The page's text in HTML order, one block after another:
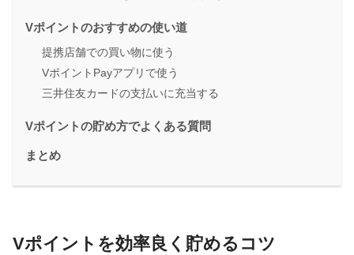
Vポイントのおすすめの使い道
提携店舗での買い物に使う
VポイントPayアプリで使う
三井住友カードの支払いに充当する
Vポイントの貯め方でよくある質問
まとめ
Vポイントを効率良く貯めるコツ